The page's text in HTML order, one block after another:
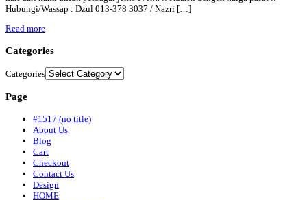
Hubungi/Wassap : Dzul 013-378 3037 / Nazri […]
Read more
Categories
Categories
Page
#1517 (no title)
About Us
Blog
Cart
Checkout
Contact Us
Design
HOME